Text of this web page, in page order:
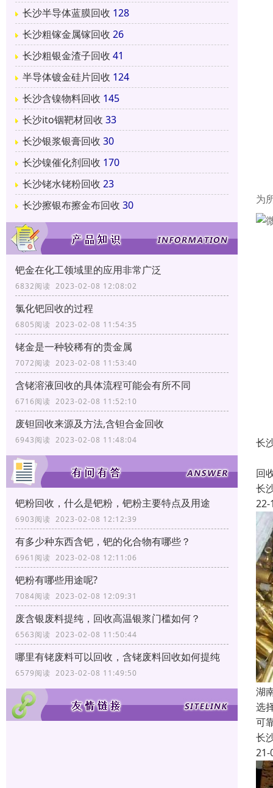
长沙半导体蓝膜回收 128
长沙粗镓金属镓回收 26
长沙粗银金渣子回收 41
半导体镀金硅片回收 124
长沙含镍物料回收 145
长沙ito铟靶材回收 33
长沙银浆银膏回收 30
长沙镍催化剂回收 170
长沙铑水铑粉回收 23
长沙擦银布擦金布回收 30
钯金在化工领域里的应用非常广泛
6832阅读 2023-02-08 12:08:02
氯化钯回收的过程
6805阅读 2023-02-08 11:54:35
铑金是一种较稀有的贵金属
7072阅读 2023-02-08 11:53:40
含铑溶液回收的具体流程可能会有所不同
6716阅读 2023-02-08 11:52:10
废钽回收来源及方法,含钽合金回收
6943阅读 2023-02-08 11:48:04
钯粉回收，什么是钯粉，钯粉主要特点及用途
6903阅读 2023-02-08 12:12:39
有多少种东西含钯，钯的化合物有哪些？
6961阅读 2023-02-08 12:11:06
钯粉有哪些用途呢?
7084阅读 2023-02-08 12:09:31
废含银废料提纯，回收高温银浆门槛如何？
6563阅读 2023-02-08 11:50:44
哪里有铑废料可以回收，含铑废料回收如何提纯
6579阅读 2023-02-08 11:49:50
为
长
回
长
22-
湖
选
可
长
21-